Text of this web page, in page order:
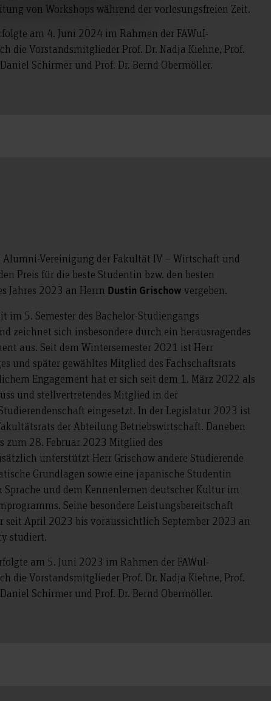
von Workshops während der vorlesungsfreien Zeit.
am 4. Juni 2024 im Rahmen der FAWuI-
die Vorstandsmitglieder Prof. Dr. Nadja Kiehne, Prof.
Schirmer und Prof. Dr. Bernd Obermöller.
Alumni-Vereinigung der Fakultät IV – Wirtschaft und
Preis für die beste Studentin bzw. den besten
Jahres 2023 an Herrn Dustin Grischow vergeben.
im 5. Semester des Bachelor-Studiengangs
zeichnet sich insbesondere durch ein herausragendes
aus. Seit dem Wintersemester 2021 ist Herr
und später gewähltes Mitglied des Fachschaftsrats
Engagement hat er sich seit dem 1. März 2022 als
und stellvertretendes Mitglied in der
eingesetzt. In der Legislatur 2023 ist
der Abteilung Betriebswirtschaft. Daneben
zum 28. Februar 2023 Mitglied des
unterstützt Herr Grischow andere Studierende
Grundlagen sowie eine japanische Studentin
Sprache und dem Kennenlernen deutscher Kultur im
Seine besondere Leistungsbereitschaft
seit April 2023 bis voraussichtlich September 2023 an
studiert.
am 5. Juni 2023 im Rahmen der FAWuI-
die Vorstandsmitglieder Prof. Dr. Nadja Kiehne, Prof.
Schirmer und Prof. Dr. Bernd Obermöller.